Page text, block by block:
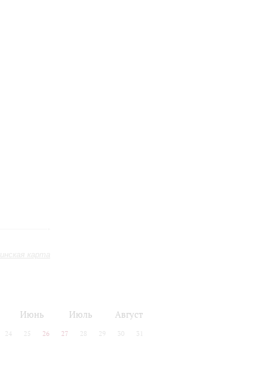
карта
Июнь Июль Август
24 25 26 27 28 29 30 31